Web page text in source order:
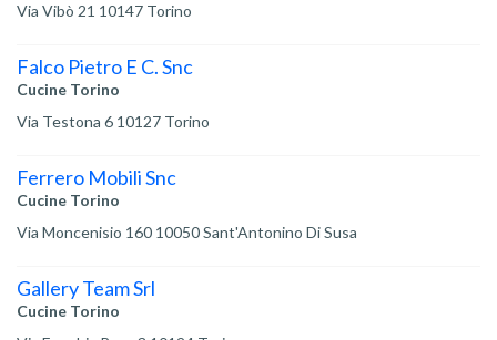
Via Vibò 21 10147 Torino
Falco Pietro E C. Snc
Cucine Torino
Via Testona 6 10127 Torino
Ferrero Mobili Snc
Cucine Torino
Via Moncenisio 160 10050 Sant'Antonino Di Susa
Gallery Team Srl
Cucine Torino